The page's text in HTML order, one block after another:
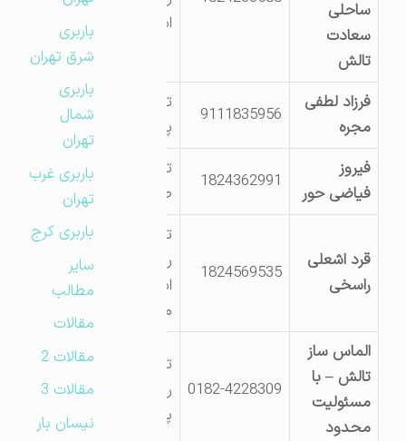
ساحلی
سعادت
تالش
فرزاد لطفی
مجره
9111835956
تالش خلیف اباد
پالت سازی لطفی
فیروز
فیاضی حور
1824362991
تالش شهرک
صنعتی
قرد اشعلی
راسخی
1824569535
تالش اسالم
روستای خلیف
اباد روبروی بانک
الماس ساز
تالش – با
مسئولیت
محدود
0182-4228309
تالش هشتپر
روبروی دانشگاه
پیام نور
باربری
شرق تهران
باربری
شمال
تهران
باربری غرب
تهران
باربری کرج
مطالب
مقالات
مقالات 2
مقالات 3
نیسان بار